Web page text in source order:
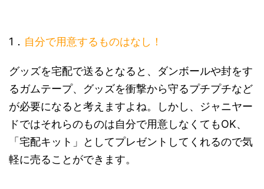
1． 自分で用意するものはなし！
グッズを宅配で送るとなると、ダンボールや封をす
るガムテープ、グッズを衝撃から守るプチプチなど
が必要になると考えますよね。しかし、ジャニヤー
ドではそれらのものは自分で用意しなくてもOK、
「宅配キット」としてプレゼントしてくれるので気
軽に売ることができます。